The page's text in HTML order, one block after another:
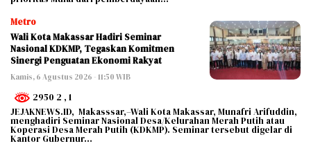
Metro
Wali Kota Makassar Hadiri Seminar
Nasional KDKMP, Tegaskan Komitmen
Sinergi Penguatan Ekonomi Rakyat
Kamis, 6 Agustus 2026 - 11:50 WIB
2950 2 , 1
JEJAKNEWS.ID, Makasssar,–Wali Kota Makassar, Munafri Arifuddin,
menghadiri Seminar Nasional Desa/Kelurahan Merah Putih atau
Koperasi Desa Merah Putih (KDKMP). Seminar tersebut digelar di
Kantor Gubernur…